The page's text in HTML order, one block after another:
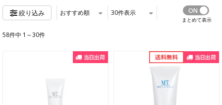
絞り込み おすすめ順 30件表示
まとめて表示
58件中 1～30件